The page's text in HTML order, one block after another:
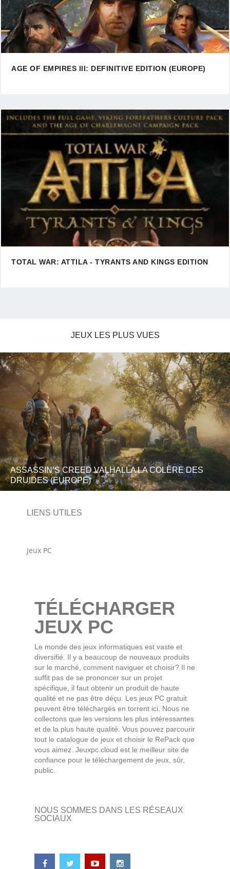
AGE OF EMPIRES III: DEFINITIVE EDITION (EUROPE)
TOTAL WAR: ATTILA - TYRANTS AND KINGS EDITION
JEUX LES PLUS VUES
ASSASSIN’S CREED VALHALLA LA COLÈRE DES
DRUIDES (EUROPE)
LIENS UTILES
Jeux PC
TÉLÉCHARGER
JEUX PC
Le monde des jeux informatiques est vaste et
diversifié. Il y a beaucoup de nouveaux produits
sur le marché, comment naviguer et choisir? Il ne
suffit pas de se prononcer sur un projet
spécifique, il faut obtenir un produit de haute
qualité et ne pas être déçu. Les jeux PC gratuit
peuvent être téléchargés en torrent ici. Nous ne
collectons que les versions les plus intéressantes
et de la plus haute qualité. Vous pouvez parcourir
tout le catalogue de jeux et choisir le RePack que
vous aimez. Jeuxpc.cloud est le meilleur site de
confiance pour le téléchargement de jeux, sûr,
public.
NOUS SOMMES DANS LES RÉSEAUX
SOCIAUX